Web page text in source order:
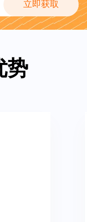
立即获取
势